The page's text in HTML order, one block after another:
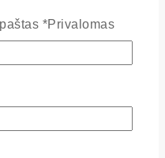
*Privalomas